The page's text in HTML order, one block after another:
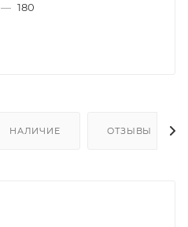
— 180
НАЛИЧИЕ ОТЗЫВЫ